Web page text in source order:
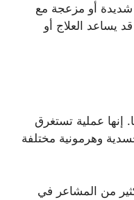
شديدة أو مزعجة مع
يساعد العلاج أو
إنها عملية تستغرق
وهرمونية مختلفة
من المشاعر في